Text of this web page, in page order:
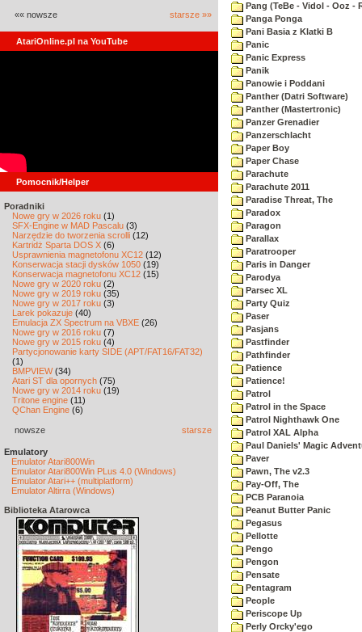
«« nowsze starsze »»
AtariOnline.pl na YouTube
Pomocnik/Helper
Poradniki
Nowe gry w 2026 roku (1)
SFX-Engine w MAD Pascalu (3)
Narzędzie do tworzenia scrolli (12)
Kartridż Sparta DOS X (6)
Usprawnienia magnetofonu XC12 (12)
Konserwacja stacji dysków 1050 (19)
Konserwacja magnetofonu XC12 (15)
Nowe gry w 2020 roku (2)
Nowe gry w 2019 roku (35)
Nowe gry w 2017 roku (3)
Larek pokazuje (40)
Emulacja ZX Spectrum na VBXE (26)
Nowe gry w 2016 roku (7)
Nowe gry w 2015 roku (4)
Partycjonowanie karty SIDE (APT/FAT16/FAT32)
(1)
BMPVIEW(34)
Atari ST dla opornych (75)
Nowe gry w 2014 roku (19)
Tritone engine (11)
QChan Engine (6)
nowsze starsze
Emulatory
Emulator Atari800Win
Emulator Atari800Win PLus 4.0 (Windows)
Emulator Atari++ (multiplatform)
Emulator Altirra (Windows)
Biblioteka Atarowca
Pang (TeBe - Vidol - Ooz -
Panga Ponga
Pani Basia z Klatki B
Panic
Panic Express
Panik
Panowie i Poddani
Panther (Datri Software)
Panther (Mastertronic)
Panzer Grenadier
Panzerschlacht
Paper Boy
Paper Chase
Parachute
Parachute 2011
Paradise Threat, The
Paradox
Paragon
Parallax
Paratrooper
Paris in Danger
Parodya
Parsec XL
Party Quiz
Paser
Pasjans
Pastfinder
Pathfinder
Patience
Patience!
Patrol
Patrol in the Space
Patrol Nighthawk One
Patrol XAL Alpha
Paul Daniels' Magic
Paver
Pawn, The v2.3
Pay-Off, The
PCB Paranoia
Peanut Butter Panic
Pegasus
Pellotte
Pengo
Pengon
Pensate
Pentagram
People
Periscope Up
Perly Orcky'ego